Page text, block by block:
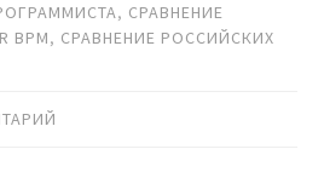
, СРАВНЕНИЕ
BPM, СРАВНЕНИЕ РОССИЙСКИХ